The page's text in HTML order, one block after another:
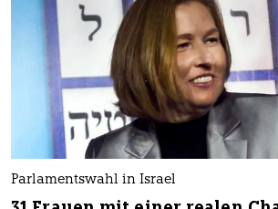
Parlamentswahl in Israel